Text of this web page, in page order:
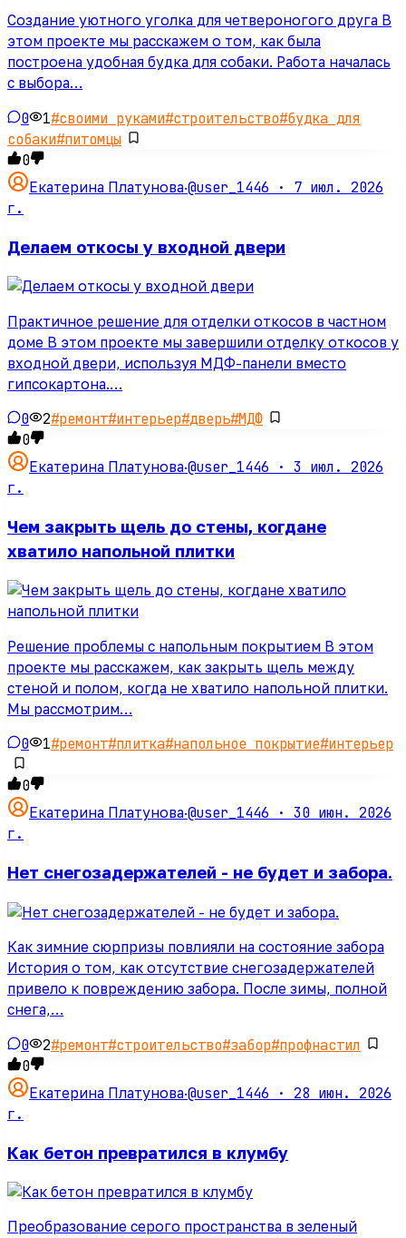
Создание уютного уголка для четвероногого друга В
этом проекте мы расскажем о том, как была
построена удобная будка для собаки. Работа началась
с выбора…
0 1#своими руками#строительство#будка для
собаки#питомцы
0
Екатерина Платунова·@user_1446 · 7 июл. 2026
г.
Делаем откосы у входной двери
Практичное решение для отделки откосов в частном
доме В этом проекте мы завершили отделку откосов у
входной двери, используя МДФ-панели вместо
гипсокартона.…
0 2#ремонт#интерьер#дверь#МДФ
0
Екатерина Платунова·@user_1446 · 3 июл. 2026
г.
Чем закрыть щель до стены, когдане
хватило напольной плитки
Решение проблемы с напольным покрытием В этом
проекте мы расскажем, как закрыть щель между
стеной и полом, когда не хватило напольной плитки.
Мы рассмотрим…
0 1#ремонт#плитка#напольное покрытие#интерьер
0
Екатерина Платунова·@user_1446 · 30 июн. 2026
г.
Нет снегозадержателей - не будет и забора.
Как зимние сюрпризы повлияли на состояние забора
История о том, как отсутствие снегозадержателей
привело к повреждению забора. После зимы, полной
снега,…
0 2#ремонт#строительство#забор#профнастил
0
Екатерина Платунова·@user_1446 · 28 июн. 2026
г.
Как бетон превратился в клумбу
Преобразование серого пространства в зеленый